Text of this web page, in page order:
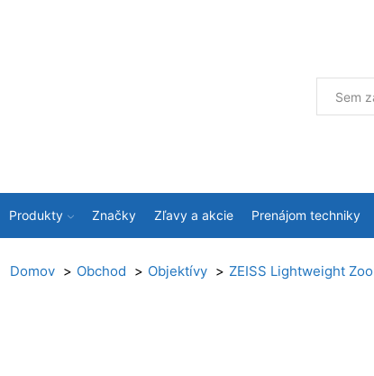
Produkty Značky Zľavy a akcie Prenájom techniky
Domov Obchod Objektívy ZEISS Lightweight